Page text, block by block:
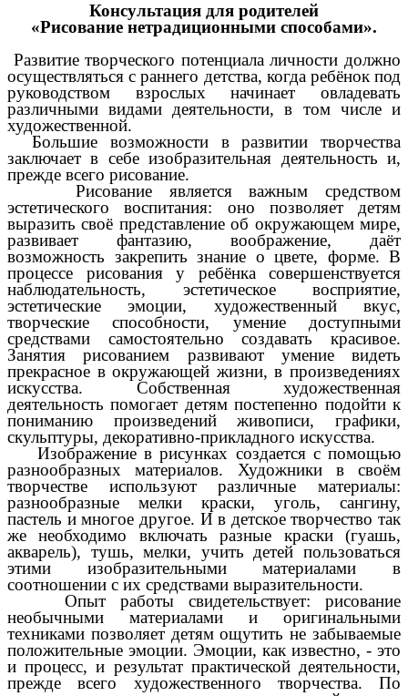
Консультация для родителей
«Рисование нетрадиционными способами».
Развитие творческого потенциала личности должно
осуществляться с раннего детства, когда ребёнок под
руководством взрослых начинает овладевать
различными видами деятельности, в том числе и
художественной.
Большие возможности в развитии творчества
заключает в себе изобразительная деятельность и,
прежде всего рисование.
Рисование является важным средством
эстетического воспитания: оно позволяет детям
выразить своё представление об окружающем мире,
развивает фантазию, воображение, даёт
возможность закрепить знание о цвете, форме. В
процессе рисования у ребёнка совершенствуется
наблюдательность, эстетическое восприятие,
эстетические эмоции, художественный вкус,
творческие способности, умение доступными
средствами самостоятельно создавать красивое.
Занятия рисованием развивают умение видеть
прекрасное в окружающей жизни, в произведениях
искусства. Собственная художественная
деятельность помогает детям постепенно подойти к
пониманию произведений живописи, графики,
скульптуры, декоративно-прикладного искусства.
Изображение в рисунках создается с помощью
разнообразных материалов. Художники в своём
творчестве используют различные материалы:
разнообразные мелки краски, уголь, сангину,
пастель и многое другое. И в детское творчество так
же необходимо включать разные краски (гуашь,
акварель), тушь, мелки, учить детей пользоваться
этими изобразительными материалами в
соотношении с их средствами выразительности.
Опыт работы свидетельствует: рисование
необычными материалами и оригинальными
техниками позволяет детям ощутить не забываемые
положительные эмоции. Эмоции, как известно, - это
и процесс, и результат практической деятельности,
прежде всего художественного творчества. По